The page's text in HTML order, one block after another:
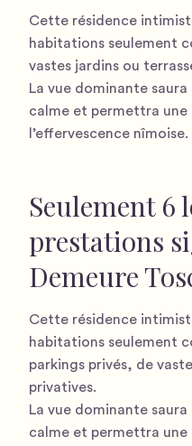
Cette résidence
habitations seulement
vastes jardins ou
La vue dominante
calme et permettra
l’effervescence nîmoise.
Seulement 6
prestations
Demeure
Cette résidence
habitations seulement
parkings privés, de
privatives.
La vue dominante
calme et permettra